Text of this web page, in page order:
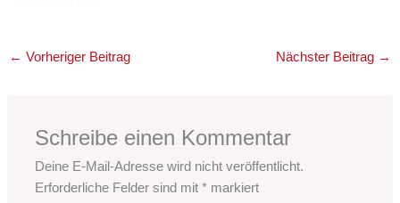
← Vorheriger Beitrag Nächster Beitrag →
Schreibe einen Kommentar
Deine E-Mail-Adresse wird nicht veröffentlicht.
Erforderliche Felder sind mit* markiert